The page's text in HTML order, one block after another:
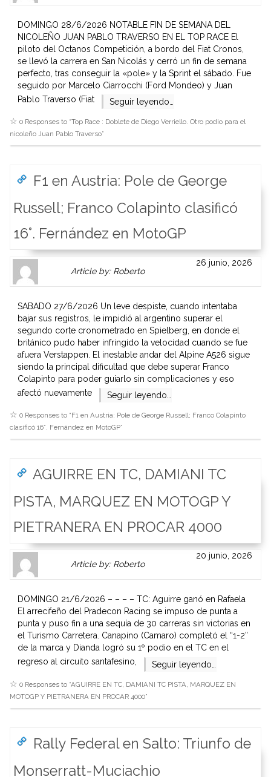
is
here.
Clickable
link
Author
page.
to
website
or
other
works.
admin
DOMINGO 28/6/2026 NOTABLE FIN DE SEMANA DEL
NICOLEÑO JUAN PABLO TRAVERSO EN EL TOP RACE El
piloto del Octanos Competición, a bordo del Fiat Cronos,
se llevó la carrera en San Nicolás y cerró un fin de semana
perfecto, tras conseguir la «pole» y la Sprint el sábado. Fue
seguido por Marcelo Ciarrocchi (Ford Mondeo) y Juan
Pablo Traverso (Fiat
Seguir leyendo…
0 Responses to “Top Race : Doblete de Diego Verriello. Otro podio para el
nicoleño Juan Pablo Traverso”
F1 en Austria: Pole de George
Russell; Franco Colapinto clasificó
16°. Fernández en MotoGP
Gravatar
is
here.
Clickable
link
Author
page.
Article by: Robertolink
to
website
or
other
works.
admin
26 junio, 2026
SABADO 27/6/2026 Un leve despiste, cuando intentaba
bajar sus registros, le impidió al argentino superar el
segundo corte cronometrado en Spielberg, en donde el
británico pudo haber infringido la velocidad cuando se fue
afuera Verstappen. El inestable andar del Alpine A526 sigue
siendo la principal dificultad que debe superar Franco
Colapinto para poder guiarlo sin complicaciones y eso
afectó nuevamente
Seguir leyendo…
0 Responses to “F1 en Austria: Pole de George Russell; Franco Colapinto
clasificó 16°. Fernández en MotoGP”
AGUIRRE EN TC, DAMIANI TC
PISTA, MARQUEZ EN MOTOGP Y
PIETRANERA EN PROCAR 4000
Gravatar
is
here.
Clickable
link
Author
page.
Article by: Robertolink
to
website
or
other
works.
admin
20 junio, 2026
DOMINGO 21/6/2026 – – – – TC: Aguirre ganó en Rafaela
El arrecifeño del Pradecon Racing se impuso de punta a
punta y puso fin a una sequía de 30 carreras sin victorias en
el Turismo Carretera. Canapino (Camaro) completó el “1-2”
de la marca y Dianda logró su 1º podio en el TC en el
regreso al circuito santafesino,
Seguir leyendo…
0 Responses to “AGUIRRE EN TC, DAMIANI TC PISTA, MARQUEZ EN
MOTOGP Y PIETRANERA EN PROCAR 4000”
Rally Federal en Salto: Triunfo de
Monserratt-Muciachio